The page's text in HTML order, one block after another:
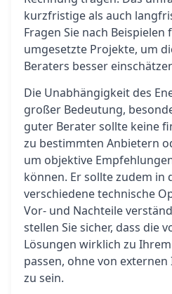
kurzfristige als auch
Fragen Sie nach
umgesetzte Projekte, um
Beraters besser
Die Unabhängigkeit des
großer Bedeutung,
guter Berater sollte keine
zu bestimmten Anbietern
um objektive
können. Er sollte zudem in
verschiedene technische
Vor- und Nachteile
stellen Sie sicher, dass die
Lösungen wirklich zu
passen, ohne von
zu sein.